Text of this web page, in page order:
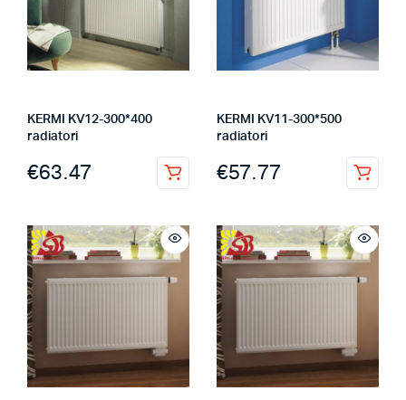
KERMI KV12-300*400
radiatori
€63.47
KERMI KV11-300*500
radiatori
€57.77